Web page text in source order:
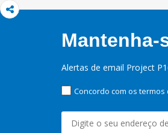
Mantenha-
Alertas de email Project
Concordo com os